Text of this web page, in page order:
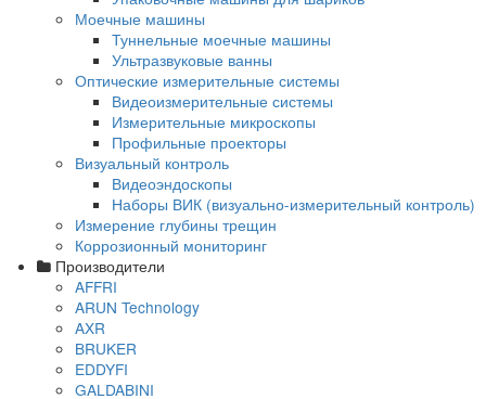
Комплектующие Elcometer
Приборы для контроля толщины сухих
Толщиномеры покрытий Karl Deutsch
Толщиномеры покрытий Elcometer
Толщиномеры покрытий Константа
Толщиномеры покрытий AKASCAN
Приборы для контроля качества покрытий
Контроль сплошности покрытий
Контроль толщины мокрого слоя
Контроль толщины порошковых покрытий
Контроль профиля поверхности
Контроль адгезии покрытий
Наборы инспекционного оборудования